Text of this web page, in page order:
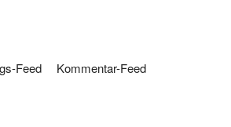
Feed
Kommentar-Feed